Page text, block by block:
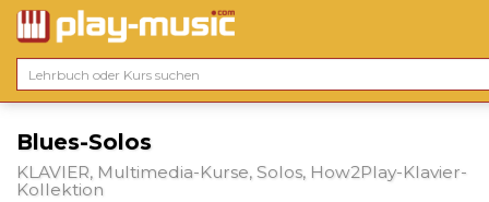
Blues-Solos
KLAVIER, Multimedia-Kurse, Solos, How2Play-Klavier-
Kollektion